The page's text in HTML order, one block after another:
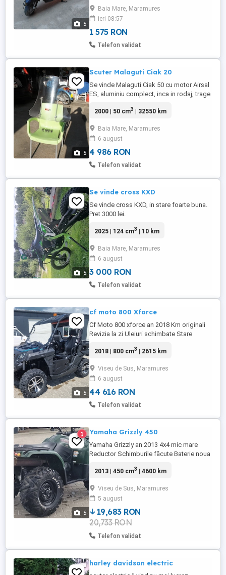
5
Baia Mare, Maramures
ieri 08:57
1 575 RON
Telefon validat
5
Scuter Malaguti Ciak 20
Se vinde Malaguti Ciak 50 cu motor Airsal
ES, aluminiu complect, inca in rodaj, trage
original cu mecanismul de prindere
mecanismul de montare+ 2buc chei
originale. Km sunt in crestere. Pretul
complect 950euro, fara acareturi ...
2000 | 50 cm3 | 32550 km
Baia Mare, Maramures
6 august
4 986 RON
Telefon validat
5
Se vinde cross KXD
Se vinde cross KXD, in stare foarte buna.
Pret 3000 lei.
2025 | 124 cm3 | 10 km
Baia Mare, Maramures
6 august
3 000 RON
Telefon validat
5
cf moto 800 Xforce
Cf Moto 800 xforce an 2018 Km originali
Revizia la zi Uleiuri schimbate Stare
electrica pret 8500 euro Tel
2018 | 800 cm3 | 2615 km
Viseu de Sus, Maramures
6 august
44 616 RON
Telefon validat
5
1 Yamaha Grizzly 450
Yamaha Grizzly an 2013 4x4 mic mare
Reductor Schimburile făcute Baterie noua
euro Tel
2013 | 450 cm3 | 4600 km
Viseu de Sus, Maramures
5 august
19,683 RON
20,733 RON
Telefon validat
harley davidson electric